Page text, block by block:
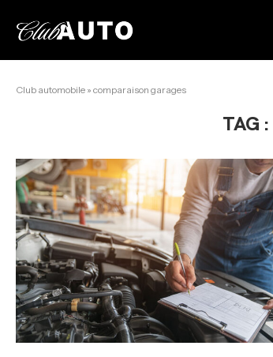
Club automobile » comparaison garages
TAG :